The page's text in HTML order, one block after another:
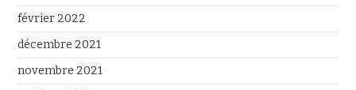
février 2022
décembre 2021
novembre 2021